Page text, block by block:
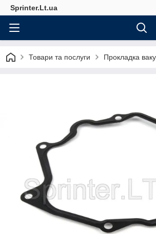
Sprinter.Lt.ua
Товари та послуги Прокладка